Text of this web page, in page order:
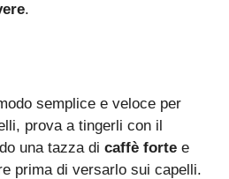
.
semplice e veloce per
prova a tingerli con il
una tazza di caffè forte e
prima di versarlo sui capelli.